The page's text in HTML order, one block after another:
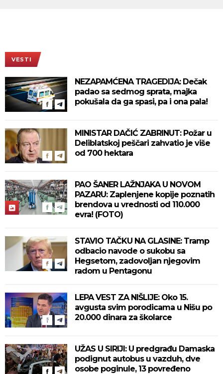
VESTI
NEZAPAMĆENA TRAGEDIJA: Dečak
padao sa sedmog sprata, majka
pokušala da ga spasi, pa i ona pala!
MINISTAR DAČIĆ ZABRINUT: Požar u
Deliblatskoj peščari zahvatio je više
od 700 hektara
PAO ŠANER LAŽNJAKA U NOVOM
PAZARU: Zaplenjene kopije poznatih
brendova u vrednosti od 110.000
evra! (FOTO)
STAVIO TAČKU NA GLASINE: Tramp
odbacio navode o sukobu sa
Hegsetom, zadovoljan njegovim
radom u Pentagonu
LEPA VEST ZA NIŠLIJE: Oko 15.
avgusta svim porodicama u Nišu po
20.000 dinara za školarce
UŽAS U SIRIJI: U predgrađu Damaska
podignut autobus u vazduh, dve
osobe poginule, 13 povređeno